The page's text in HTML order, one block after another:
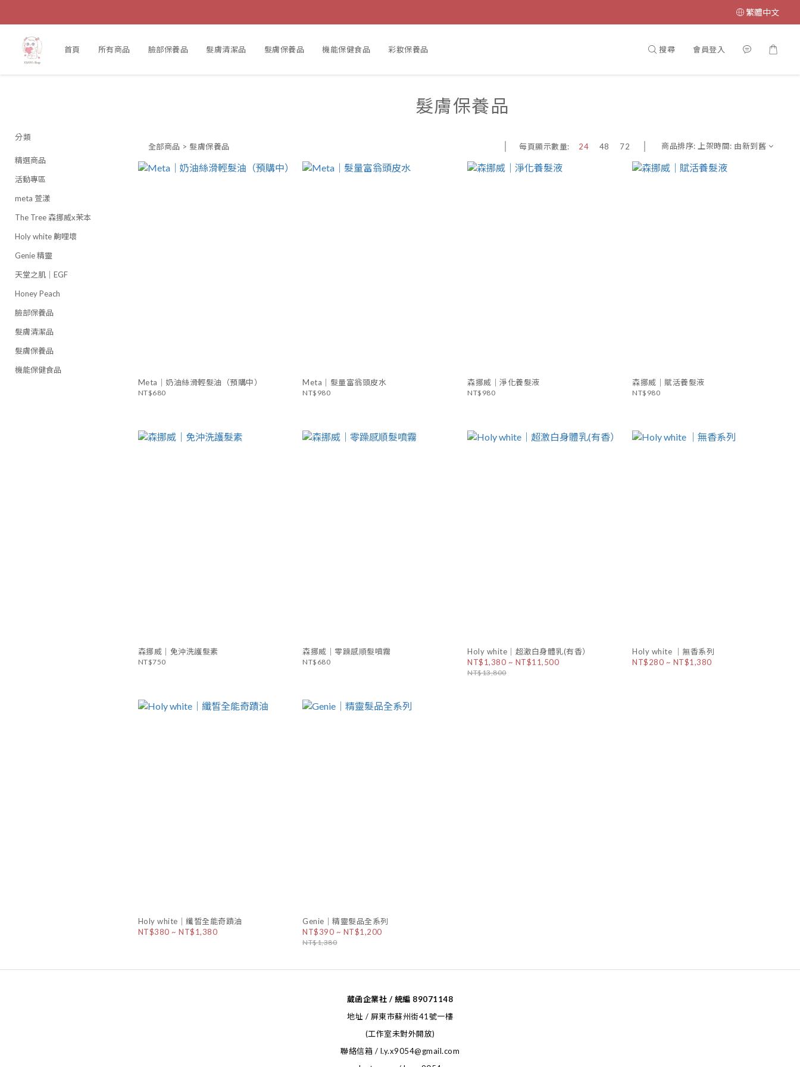
繁體中文
首頁 所有商品 臉部保養品 髮膚清潔品 髮膚保養品 機能保健食品 彩妝保養品 搜尋 會員登入
分類
精選商品
活動專區
meta 萱漾
The Tree 森挪威x茉本
Holy white 齁哩壞
Genie 精靈
天堂之肌｜EGF
Honey Peach
臉部保養品
髮膚清潔品
髮膚保養品
機能保健食品
髮膚保養品
全部商品 > 髮膚保養品 每頁顯示數量: 24 48 72 商品排序: 上架時間: 由新到舊
Meta｜奶油絲滑輕髮油（預購中）
NT$680
Meta｜髮量富翁頭皮水
NT$980
森挪威｜淨化養髮液
NT$980
森挪威｜賦活養髮液
NT$980
森挪威｜免沖洗護髮素
NT$750
森挪威｜零躁感順髮噴霧
NT$680
Holy white｜超激白身體乳(有香）
NT$1,380 ~ NT$11,500
NT$13,800
Holy white ｜無香系列
NT$280 ~ NT$1,380
Holy white｜纖皙全能奇蹟油
NT$380 ~ NT$1,380
Genie｜精靈髮品全系列
NT$390 ~ NT$1,200
NT$1,380
葳函企業社 / 統編 89071148
地址 / 屏東市蘇州街41號一樓
(工作室未對外開放)
聯絡信箱 / l.y.x9054@gmail.com